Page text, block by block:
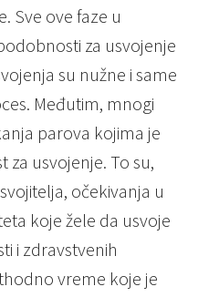
Sve ove faze u
za usvojenje
su nužne i same
Međutim, mnogi
parova kojima je
usvojenje. To su,
očekivanja u
koje žele da usvoje
i zdravstvenih
vreme koje je